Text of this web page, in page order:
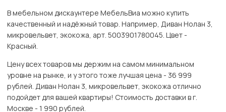
В мебельном дискаунтере МебельВиа можно купить
качественный и надёжный товар. Например, Диван Нолан 3,
микровельвет, экокожа, арт. 5003901780045. Цвет -
Красный.
Цену всех товаров мы держим на самом минимальном
уровне на рынке, и у этого тоже лучшая цена - 36 999
рублей. Диван Нолан 3, микровельвет, экокожа отлично
подойдет для вашей квартиры! Стоимость доставки в г.
Москве - 1 990 рублей.